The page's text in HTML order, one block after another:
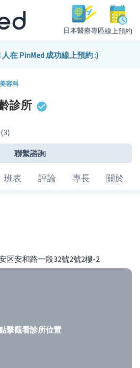
日本醫療專區線上預約
我是醫療人員
人在 PinMed 成功線上預約 :)
容科
診所
(3)
聯繫諮詢
班表 評論 專長 關於
区安和路一段32號2號2樓-2
擊觀看診所位置